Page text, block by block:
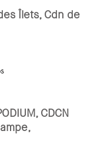
Îlets, Cdn de
CDCN